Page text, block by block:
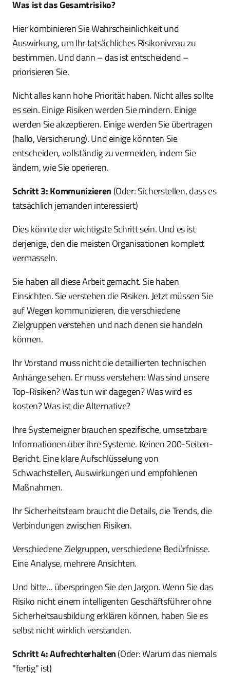
Was ist das Gesamtrisiko?
Hier kombinieren Sie Wahrscheinlichkeit und
Auswirkung, um Ihr tatsächliches Risikoniveau zu
bestimmen. Und dann – das ist entscheidend –
priorisieren Sie.
Nicht alles kann hohe Priorität haben. Nicht alles sollte
es sein. Einige Risiken werden Sie mindern. Einige
werden Sie akzeptieren. Einige werden Sie übertragen
(hallo, Versicherung). Und einige könnten Sie
entscheiden, vollständig zu vermeiden, indem Sie
ändern, wie Sie operieren.
Schritt 3: Kommunizieren (Oder: Sicherstellen, dass es
tatsächlich jemanden interessiert)
Dies könnte der wichtigste Schritt sein. Und es ist
derjenige, den die meisten Organisationen komplett
vermasseln.
Sie haben all diese Arbeit gemacht. Sie haben
Einsichten. Sie verstehen die Risiken. Jetzt müssen Sie
auf Wegen kommunizieren, die verschiedene
Zielgruppen verstehen und nach denen sie handeln
können.
Ihr Vorstand muss nicht die detaillierten technischen
Anhänge sehen. Er muss verstehen: Was sind unsere
Top-Risiken? Was tun wir dagegen? Was wird es
kosten? Was ist die Alternative?
Ihre Systemeigner brauchen spezifische, umsetzbare
Informationen über ihre Systeme. Keinen 200-Seiten-
Bericht. Eine klare Aufschlüsselung von
Schwachstellen, Auswirkungen und empfohlenen
Maßnahmen.
Ihr Sicherheitsteam braucht die Details, die Trends, die
Verbindungen zwischen Risiken.
Verschiedene Zielgruppen, verschiedene Bedürfnisse.
Eine Analyse, mehrere Ansichten.
Und bitte... überspringen Sie den Jargon. Wenn Sie das
Risiko nicht einem intelligenten Geschäftsführer ohne
Sicherheitsausbildung erklären können, haben Sie es
selbst nicht wirklich verstanden.
Schritt 4: Aufrechterhalten(Oder: Warum das niemals
"fertig" ist)